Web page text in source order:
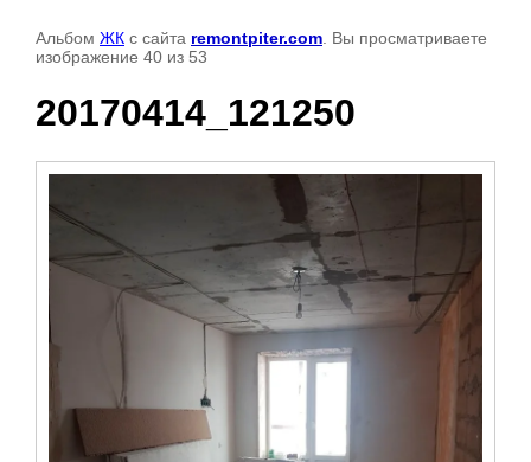
Альбом ЖК с сайта remontpiter.com . Вы просматриваете
изображение 40 из 53
20170414_121250